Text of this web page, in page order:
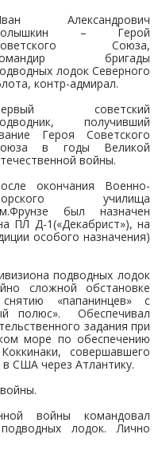
Александрович
– Герой
Союза,
бригады
лодок Северного
контр-адмирал.
советский
получивший
Героя Советского
в годы Великой
войны.
окончания Военно-
училища
был назначен
ПЛ Д-1(«Декабрист»), на
особого назначения)
подводных лодок
сложной обстановке
«папанинцев» с
полюс». Обеспечивал
задания при
море по обеспечению
совершавшего
США через Атлантику.
войны командовал
лодок. Лично